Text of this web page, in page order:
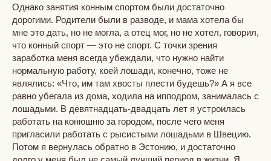
Однако занятия конным спортом были достаточно
дорогими. Родители были в разводе, и мама хотела бы
мне это дать, но не могла, а отец мог, но не хотел, говорил,
что конный спорт — это не спорт. С точки зрения
заработка меня всегда убеждали, что нужно найти
нормальную работу, коей лошади, конечно, тоже не
являлись: «Что, им там хвосты плести будешь?» А я все
равно убегала из дома, ходила на ипподром, занималась с
лошадьми. В девятнадцать-двадцать лет я устроилась
работать на конюшню за городом, после чего меня
пригласили работать с рысистыми лошадьми в Швецию.
Потом я вернулась обратно в Эстонию, и достаточно